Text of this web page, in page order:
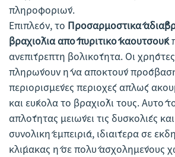
πληροφοριών.
Επιπλέον, το Προσαρμοστικά
βραχιόλια από πυριτικό καουτσούκ
ανεπίτρεπτη βολικότητα. Οι
πληρώνουν ή να αποκτούν
περιορισμένες περιοχές απλώς
και εύκολα το βραχιόλι τους. Αυτό
απλότητας μειώνει τις δυσκολίες
συνολική εμπειρία, ιδιαίτερα σε
κλίμακας ή σε πολύ ασχολημένους